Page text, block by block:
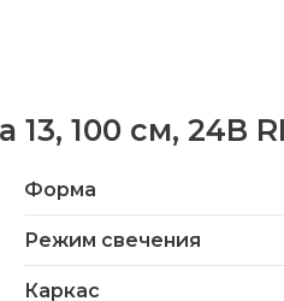
100 см, 24В
Форма
Режим свечения
Каркас